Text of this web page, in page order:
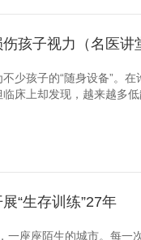
孩子视力（名医讲
不少孩子的“随身设备”。
床上却发现，越来越多
“生存训练”27年
一座座陌生的城市。每一